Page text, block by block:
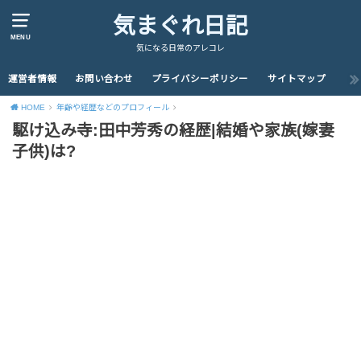
MENU 気まぐれ日記
気になる日常のアレコレ
運営者情報 お問い合わせ プライバシーポリシー サイトマップ
HOME 年齢や経歴などのプロフィール
駆け込み寺:田中芳秀の経歴|結婚や家族(嫁妻
子供)は?